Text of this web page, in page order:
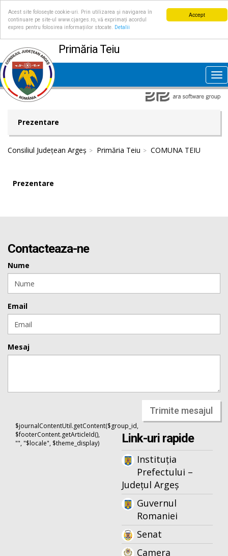
Accept
Acest site folosește cookie-uri. Prin utilizarea și navigarea în
continuare pe site-ul www.cjarges.ro, vă exprimați acordul
expres pentru folosirea informațiilor stocate.
Detalii
Primăria Teiu
Prezentare
Consiliul Județean Argeș Primăria Teiu COMUNA TEIU
Prezentare
Contacteaza-ne
Nume
Email
Mesaj
Trimite mesajul
$journalContentUtil.getContent($group_id,
$footerContent.getArticleId(),
"", "$locale", $theme_display)
Link-uri rapide
Instituția
Prefectului –
Județul Argeș
Guvernul
Romaniei
Senat
Camera